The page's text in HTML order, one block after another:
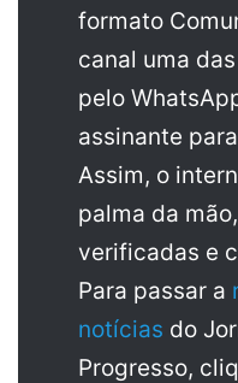
formato
canal uma
pelo
assinante
Assim, o
palma da
verificadas e
Para passar a
notícias do
Progresso,